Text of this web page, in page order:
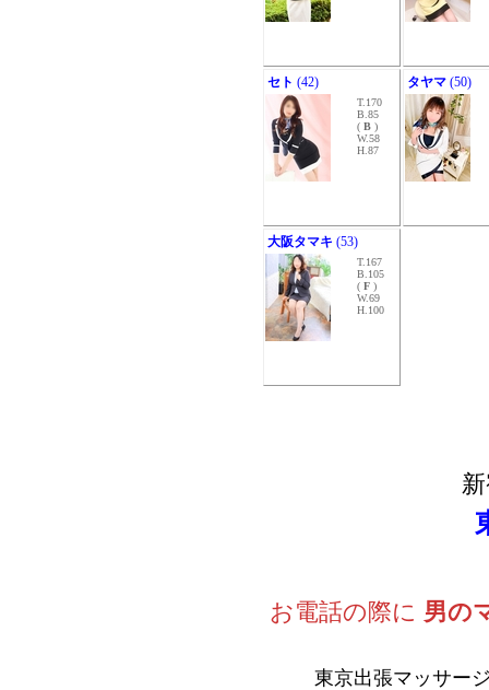
セト (42)
T.170
B.85
( B )
W.58
H.87
タヤマ (50)
大阪タマキ (53)
T.167
B.105
( F )
W.69
H.100
お電話の際に 男の
東京出張マッサー